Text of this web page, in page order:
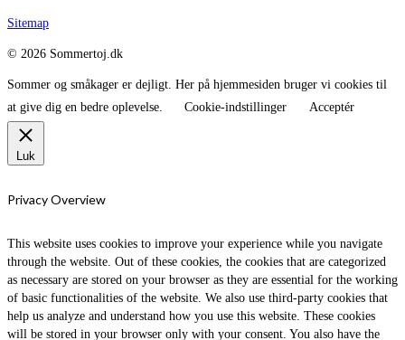
Sitemap
© 2026 Sommertoj.dk
Sommer og småkager er dejligt. Her på hjemmesiden bruger vi cookies til
at give dig en bedre oplevelse.
Cookie-indstillinger Acceptér
Luk
Privacy Overview
This website uses cookies to improve your experience while you navigate
through the website. Out of these cookies, the cookies that are categorized
as necessary are stored on your browser as they are essential for the working
of basic functionalities of the website. We also use third-party cookies that
help us analyze and understand how you use this website. These cookies
will be stored in your browser only with your consent. You also have the